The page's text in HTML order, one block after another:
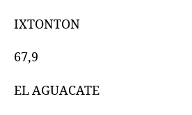
IXTONTON
67,9
EL AGUACATE